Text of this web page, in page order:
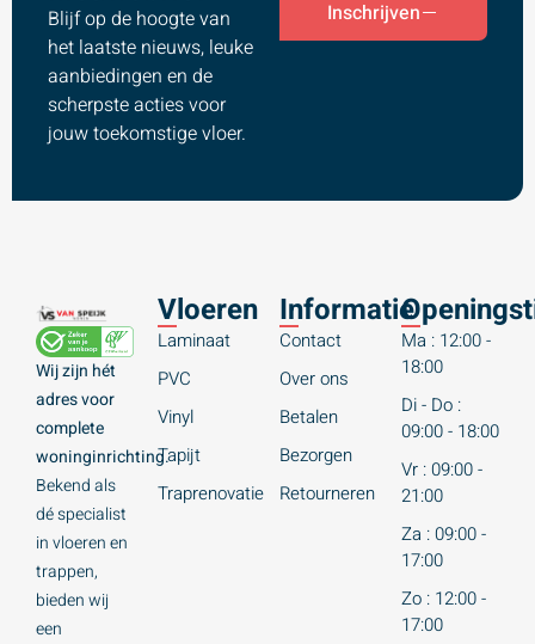
Blijf op de hoogte van
het laatste nieuws, leuke
aanbiedingen en de
scherpste acties voor
jouw toekomstige vloer.
Inschrijven
Wij zijn hét
adres voor
complete
woninginrichting.
Bekend als
dé specialist
in vloeren en
trappen,
bieden wij
een
Vloeren
Laminaat
PVC
Vinyl
Tapijt
Traprenovatie
Informatie
Contact
Over ons
Betalen
Bezorgen
Retourneren
Ma : 12:00 -
18:00
Di - Do :
09:00 - 18:00
Vr : 09:00 -
21:00
Za : 09:00 -
17:00
Zo : 12:00 -
17:00